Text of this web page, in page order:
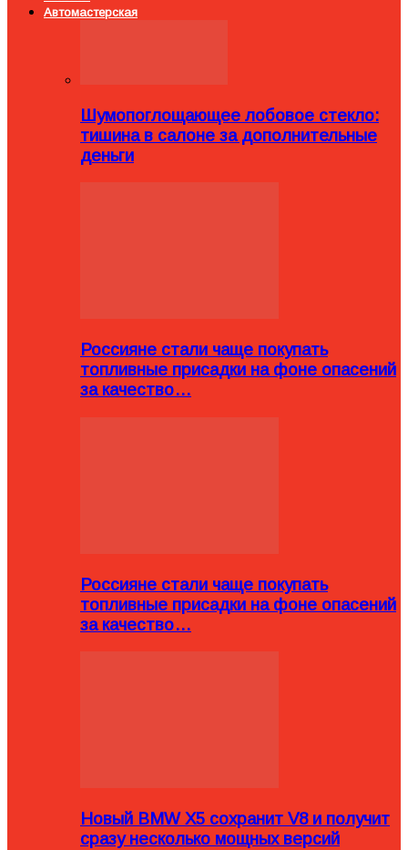
Автомастерская
Шумопоглощающее лобовое стекло:
тишина в салоне за дополнительные
деньги
Россияне стали чаще покупать
топливные присадки на фоне опасений
за качество…
Россияне стали чаще покупать
топливные присадки на фоне опасений
за качество…
Новый BMW X5 сохранит V8 и получит
сразу несколько мощных версий